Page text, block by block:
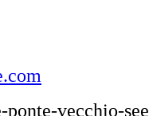
ponte-vecchio-